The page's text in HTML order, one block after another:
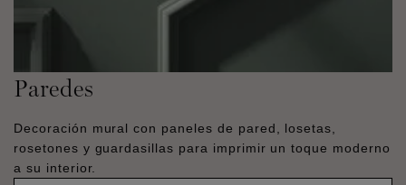
Paredes
Decoración mural con paneles de pared, losetas,
rosetones y guardasillas para imprimir un toque moderno
a su interior.